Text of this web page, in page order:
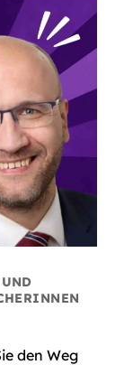
den Weg